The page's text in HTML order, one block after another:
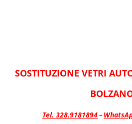
SOSTITUZIONE VETRI
Tel. 328.9181894–